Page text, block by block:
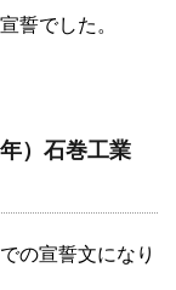
誓でした。
）石巻工業
の宣誓文になり